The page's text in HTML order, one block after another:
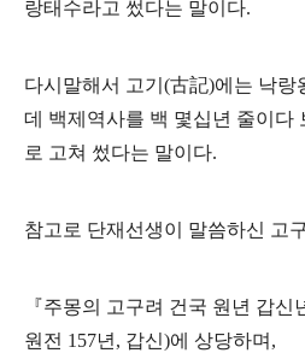
랑태수라고 썼다는 말이다.
다시말해서 고기(古記)에는 낙랑
데 백제역사를 백 몇십년 줄이다
로 고쳐 썼다는 말이다.
참고로 단재선생이 말씀하신 고
『주몽의 고구려 건국 원년 갑신
원전 157년, 갑신)에 상당하며,